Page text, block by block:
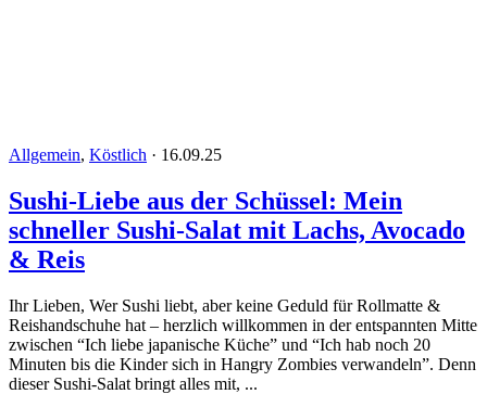
Allgemein, Köstlich · 16.09.25
Sushi-Liebe aus der Schüssel: Mein
schneller Sushi-Salat mit Lachs, Avocado
& Reis
Ihr Lieben, Wer Sushi liebt, aber keine Geduld für Rollmatte &
Reishandschuhe hat – herzlich willkommen in der entspannten Mitte
zwischen “Ich liebe japanische Küche” und “Ich hab noch 20
Minuten bis die Kinder sich in Hangry Zombies verwandeln”. Denn
dieser Sushi-Salat bringt alles mit, ...